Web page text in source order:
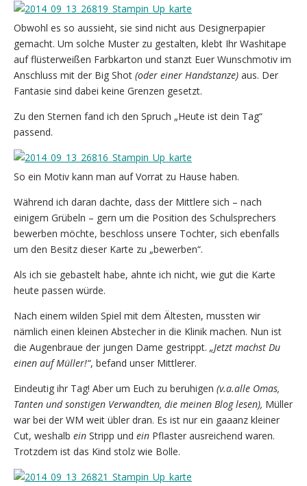
Obwohl es so aussieht, sie sind nicht aus Designerpapier
gemacht. Um solche Muster zu gestalten, klebt Ihr Washitape
auf flüsterweißen Farbkarton und stanzt Euer Wunschmotiv im
Anschluss mit der Big Shot (oder einer Handstanze) aus. Der
Fantasie sind dabei keine Grenzen gesetzt.
Zu den Sternen fand ich den Spruch „Heute ist dein Tag“
passend.
So ein Motiv kann man auf Vorrat zu Hause haben.
Während ich daran dachte, dass der Mittlere sich – nach
einigem Grübeln – gern um die Position des Schulsprechers
bewerben möchte, beschloss unsere Tochter, sich ebenfalls
um den Besitz dieser Karte zu „bewerben“.
Als ich sie gebastelt habe, ahnte ich nicht, wie gut die Karte
heute passen würde.
Nach einem wilden Spiel mit dem Ältesten, mussten wir
nämlich einen kleinen Abstecher in die Klinik machen. Nun ist
die Augenbraue der jungen Dame gestrippt. „Jetzt machst Du
einen auf Müller!“, befand unser Mittlerer.
Eindeutig ihr Tag! Aber um Euch zu beruhigen (v.a.alle Omas,
Tanten und sonstigen Verwandten, die meinen Blog lesen), Müller
war bei der WM weit übler dran. Es ist nur ein gaaanz kleiner
Cut, weshalb ein Stripp und ein Pflaster ausreichend waren.
Trotzdem ist das Kind stolz wie Bolle.